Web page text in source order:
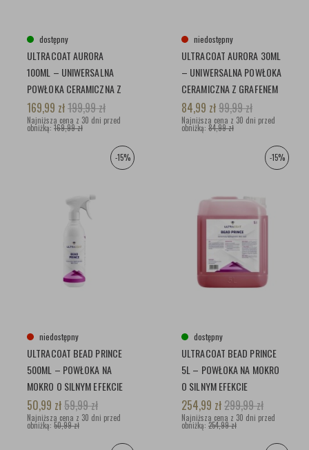
dostępny
ULTRACOAT AURORA
100ML – UNIWERSALNA
POWŁOKA CERAMICZNA Z
GRAFENEM
169,99 zł199,99zł
Najniższa cena z 30 dni przed
obniżką: 169,99 zł
niedostępny
ULTRACOAT AURORA 30ML
– UNIWERSALNA POWŁOKA
CERAMICZNA Z GRAFENEM
84,99 zł99,99zł
Najniższa cena z 30 dni przed
obniżką: 84,99 zł
-15%
niedostępny
ULTRACOAT BEAD PRINCE
500ML – POWŁOKA NA
MOKRO O SILNYM EFEKCIE
HYDROFOBOWYM
50,99 zł59,99zł
Najniższa cena z 30 dni przed
obniżką: 50,99 zł
-15%
dostępny
ULTRACOAT BEAD PRINCE
5L – POWŁOKA NA MOKRO
O SILNYM EFEKCIE
HYDROFOBOWYM
254,99 zł299,99zł
Najniższa cena z 30 dni przed
obniżką: 254,99 zł